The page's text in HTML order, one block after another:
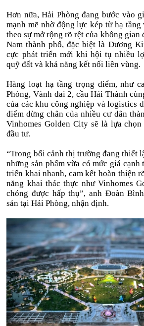
Hơn nữa, Hải Phòng đang bước vào
mạnh mẽ nhờ động lực kép từ hạ
theo sự mở rộng rõ rệt của không gian
Nam thành phố, đặc biệt là Dương
cực phát triển mới khi hội tụ nhiều
quỹ đất và khả năng kết nối liên vùng.
Hàng loạt hạ tầng trọng điểm, như
Phòng, Vành đai 2, cầu Hải Thành
của các khu công nghiệp và logistics
điểm dừng chân của nhiều cư dân
Vinhomes Golden City sẽ là lựa
đầu tư.
“Trong bối cảnh thị trường đang thiết
những sản phẩm vừa có mức giá cạnh
triển khai nhanh, cam kết hoàn thiện
năng khai thác thực như Vinhomes
chóng được hấp thụ”, anh Đoàn
sản tại Hải Phòng, nhận định.